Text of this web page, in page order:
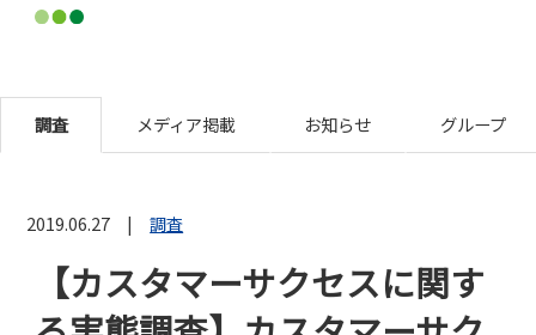
調査 メディア掲載 お知らせ グループ
2019.06.27 調査
【カスタマーサクセスに関す